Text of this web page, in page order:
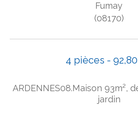
Fumay
(08170)
4 pièces -
ARDENNES08.Maison 93m²,
jardin